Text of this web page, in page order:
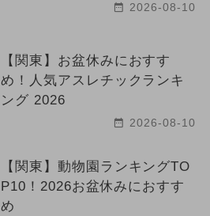
2026-08-10
【関東】お盆休みにおすす
め！人気アスレチックランキ
ング 2026
2026-08-10
【関東】動物園ランキングTO
P10！2026お盆休みにおすす
め